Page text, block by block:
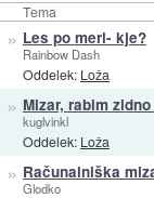
Tema
» Les po meri- kje?
Rainbow Dash
Oddelek: Loža
» Mizar, rabim
kuglvinkl
Oddelek: Loža
» Računalniška
Glodko